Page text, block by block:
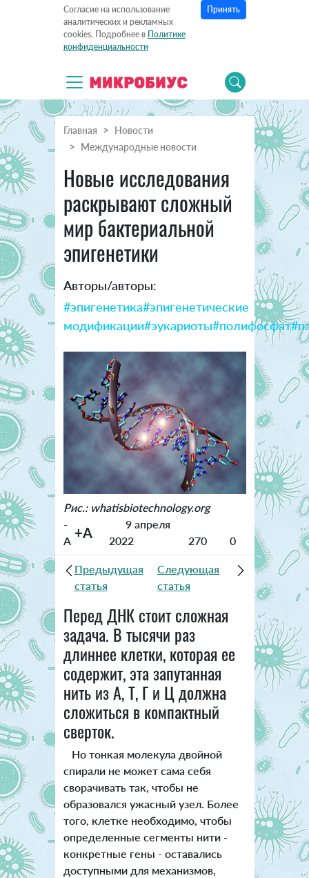
Согласие на использование
аналитических и рекламных
cookies. Подробнее в Политике
конфиденциальности
Принять
Главная
Новости
Международные новости
Новые исследования
раскрывают сложный
мир бактериальной
эпигенетики
Авторы/авторы:
#эпигенетика#эпигенетические
модификации#эукариоты#полифосфат
Рис.: whatisbiotechnology.org
-
A +A
9 апреля
2022
270 0
Предыдущая
статья
Следующая
статья
Перед ДНК стоит сложная
задача. В тысячи раз
длиннее клетки, которая ее
содержит, эта запутанная
нить из А, Т, Г и Ц должна
сложиться в компактный
сверток.
Но тонкая молекула двойной
спирали не может сама себя
сворачивать так, чтобы не
образовался ужасный узел. Более
того, клетке необходимо, чтобы
определенные сегменты нити -
конкретные гены - оставались
доступными для механизмов,